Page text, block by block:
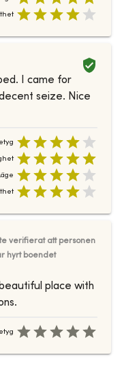
I came for
seize. Nice
verifierat att personen
hyrt boendet
place with